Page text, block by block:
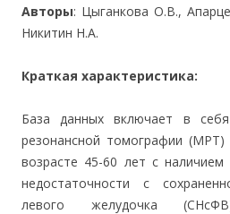
Авторы: Цыганкова О.В.,
Никитин Н.А.
Краткая характеристика:
База данных включает в
резонансной томографии
возрасте 45-60 лет с наличием
недостаточности с
левого желудочка